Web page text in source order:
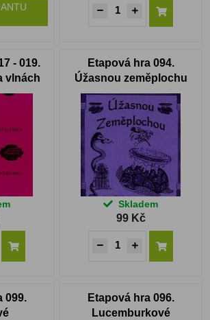
- 019.
vlnách
Etapová hra 094.
Úžasnou zeměplochu
Skladem
99 Kč
099.
Etapová hra 096.
Lucemburkové